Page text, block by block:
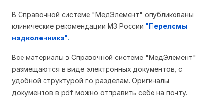
В Справочной системе "МедЭлемент" опубликованы
клинические рекомендации МЗ России "Переломы
надколенника".
Все материалы в Справочной системе "МедЭлемент"
размещаются в виде электронных документов, с
удобной структурой по разделам. Оригиналы
документов в pdf можно отправить себе на почту.